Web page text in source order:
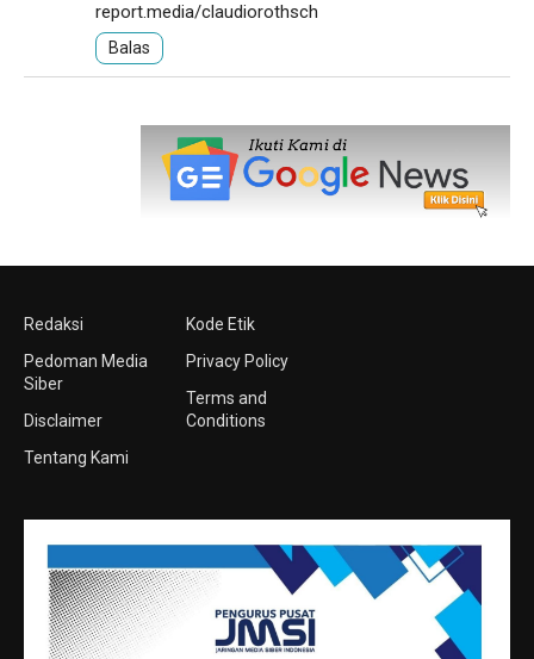
report.media/claudiorothsch
Balas
Redaksi
Pedoman Media
Siber
Disclaimer
Tentang Kami
Kode Etik
Privacy Policy
Terms and
Conditions